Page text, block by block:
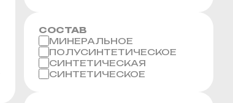
СОСТАВ
МИНЕРАЛЬНОЕ
ПОЛУСИНТЕТИЧЕСКОЕ
СИНТЕТИЧЕСКАЯ
СИНТЕТИЧЕСКОЕ